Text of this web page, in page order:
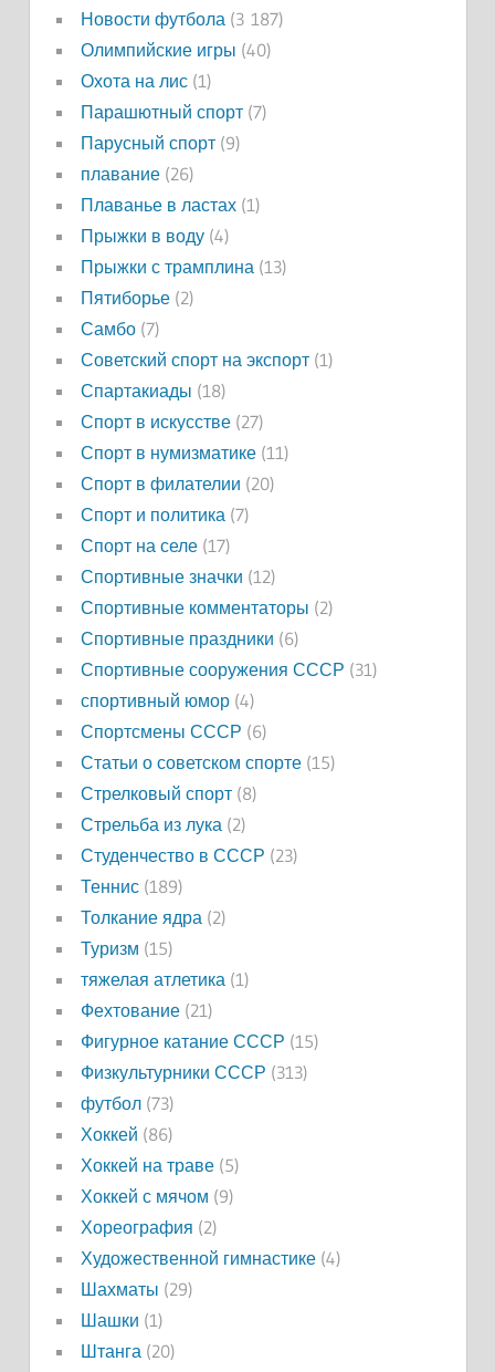
Новости футбола (3 187)
Олимпийские игры (40)
Охота на лис(1)
Парашютный спорт(7)
Парусный спорт(9)
плавание(26)
Плаванье в ластах(1)
Прыжки в воду(4)
Прыжки с трамплина (13)
Пятиборье(2)
Самбо(7)
Советский спорт на экспорт(1)
Спартакиады (18)
Спорт в искусстве(27)
Спорт в нумизматике(11)
Спорт в филателии (20)
Спорт и политика (7)
Спорт на селе(17)
Спортивные значки (12)
Спортивные комментаторы (2)
Спортивные праздники (6)
Спортивные сооружения СССР (31)
спортивный юмор(4)
Спортсмены СССР (6)
Статьи о советском спорте(15)
Стрелковый спорт(8)
Стрельба из лука (2)
Студенчество в СССР (23)
Теннис(189)
Толкание ядра (2)
Туризм (15)
тяжелая атлетика (1)
Фехтование(21)
Фигурное катание СССР (15)
Физкультурники СССР (313)
футбол(73)
Хоккей (86)
Хоккей на траве(5)
Хоккей с мячом (9)
Хореография (2)
Художественной гимнастике(4)
Шахматы (29)
Шашки (1)
Штанга (20)